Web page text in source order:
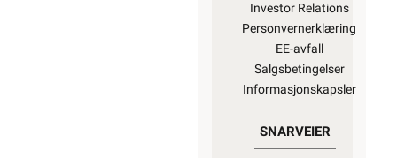
Investor Relations
Personvernerklæring
EE-avfall
Salgsbetingelser
Informasjonskapsler
SNARVEIER